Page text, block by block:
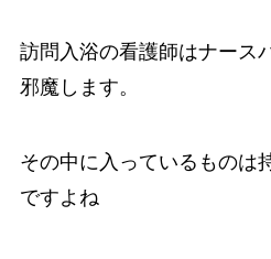
訪問入浴の看護師はナース
邪魔します。
その中に入っているものは
ですよね